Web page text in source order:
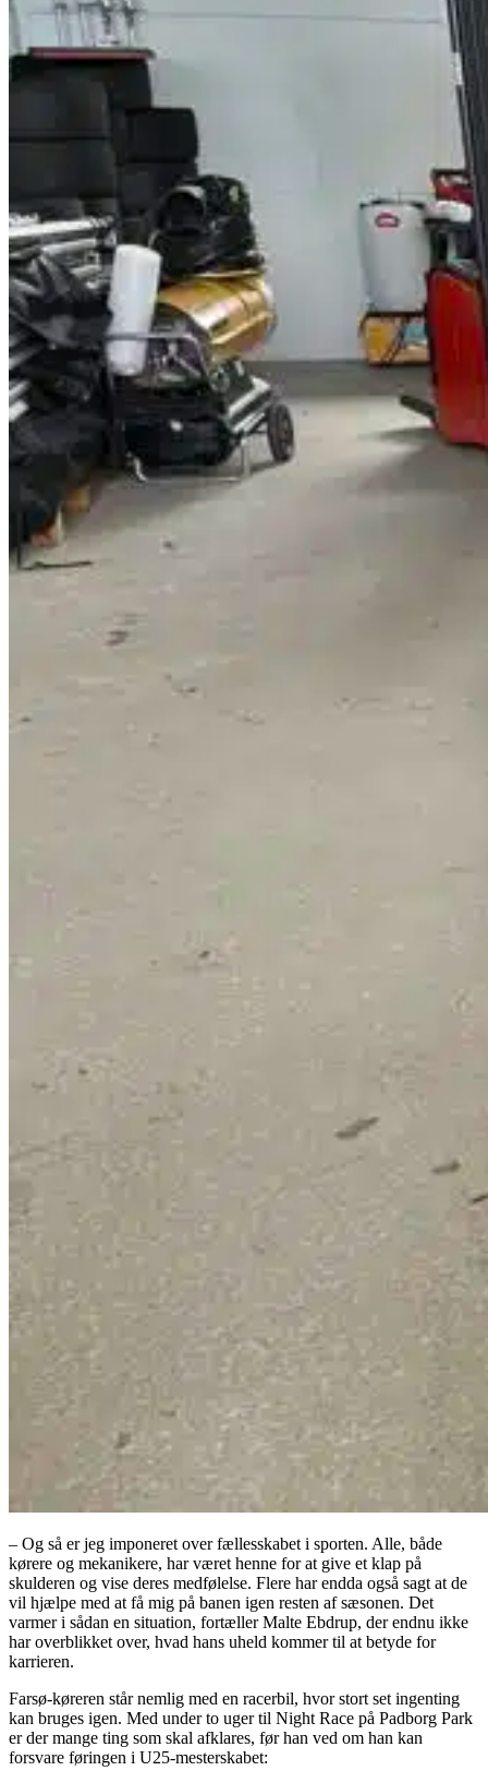
– Og så er jeg imponeret over fællesskabet i sporten. Alle, både
kørere og mekanikere, har været henne for at give et klap på
skulderen og vise deres medfølelse. Flere har endda også sagt at de
vil hjælpe med at få mig på banen igen resten af sæsonen. Det
varmer i sådan en situation, fortæller Malte Ebdrup, der endnu ikke
har overblikket over, hvad hans uheld kommer til at betyde for
karrieren.
Farsø-køreren står nemlig med en racerbil, hvor stort set ingenting
kan bruges igen. Med under to uger til Night Race på Padborg Park
er der mange ting som skal afklares, før han ved om han kan
forsvare føringen i U25-mesterskabet: